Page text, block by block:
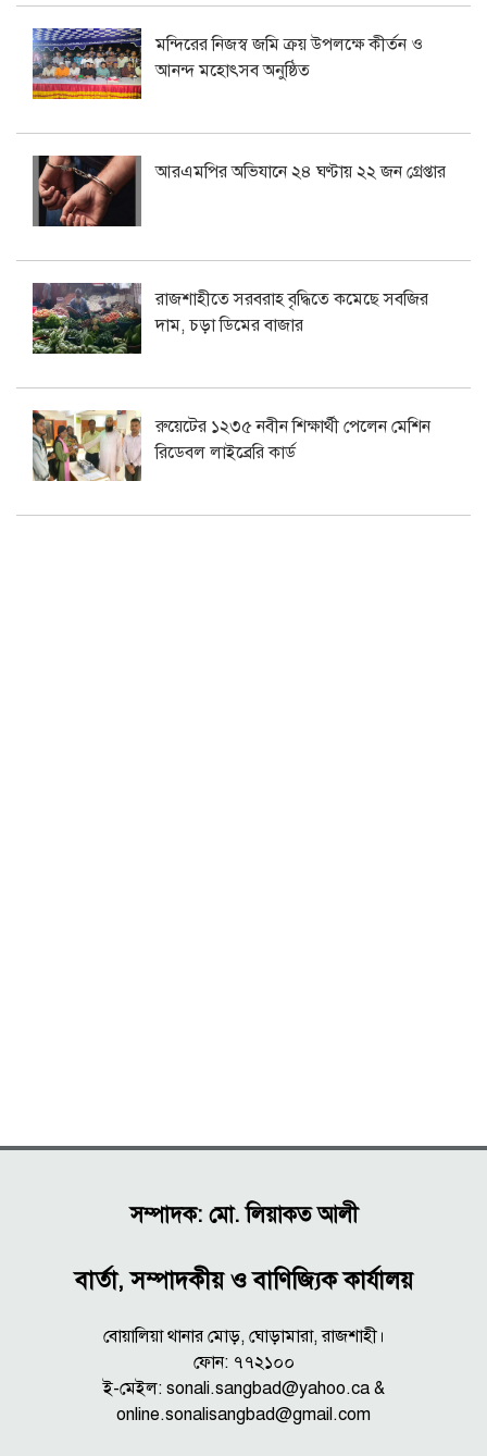
মন্দিরের নিজস্ব জমি ক্রয় উপলক্ষে কীর্তন ও
আনন্দ মহোৎসব অনুষ্ঠিত
আরএমপির অভিযানে ২৪ ঘণ্টায় ২২ জন গ্রেপ্তার
রাজশাহীতে সরবরাহ বৃদ্ধিতে কমেছে সবজির
দাম, চড়া ডিমের বাজার
রুয়েটের ১২৩৫ নবীন শিক্ষার্থী পেলেন মেশিন
রিডেবল লাইব্রেরি কার্ড
সম্পাদক: মো. লিয়াকত আলী
বার্তা, সম্পাদকীয় ও বাণিজ্যিক কার্যালয়
বোয়ালিয়া থানার মোড়, ঘোড়ামারা, রাজশাহী।
ফোন: ৭৭২১০০
ই-মেইল: sonali.sangbad@yahoo.ca &
online.sonalisangbad@gmail.com